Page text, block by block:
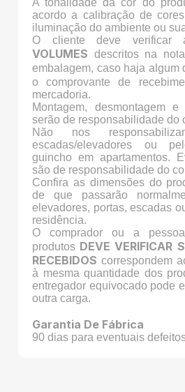
acordo a calibração de
iluminação do ambiente ou
O cliente deve verificar
VOLUMES descritos na
embalagem, caso haja algum
o comprovante de
mercadoria.
Montagem, desmontagem
serão de responsabilidade do
Não nos
escadas/elevadores ou
guincho em apartamentos.
são de responsabilidade do
Confira as dimensões do
de que passarão
elevadores, portas, escadas
residência.
O comprador ou a
produtos DEVE VERIFICAR
RECEBIDOS correspondem
à mesma quantidade dos
entregador equivocado pode
outra carga.
Garantia De Fábrica
90 dias para eventuais